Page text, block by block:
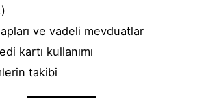
ve vadeli mevduatlar
kartı kullanımı
takibi